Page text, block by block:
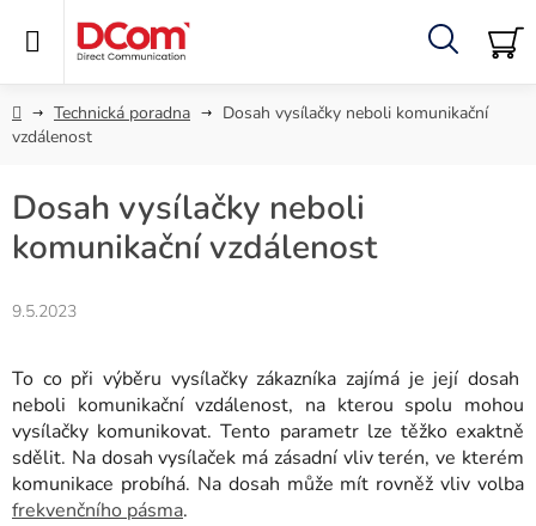
Hledat
DomůTechnická poradna
Dosah vysílačky neboli komunikační
vzdálenost
Dosah vysílačky neboli
komunikační vzdálenost
9.5.2023
To co při výběru vysílačky zákazníka zajímá je její dosah
neboli komunikační vzdálenost, na kterou spolu mohou
vysílačky komunikovat. Tento parametr lze těžko exaktně
sdělit. Na dosah vysílaček má zásadní vliv terén, ve kterém
komunikace probíhá. Na dosah může mít rovněž vliv volba
frekvenčního pásma.